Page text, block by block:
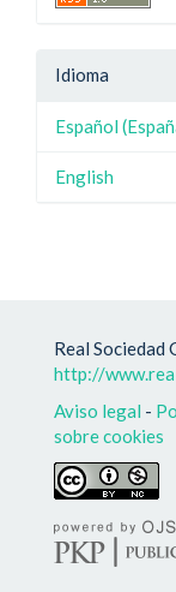
Idioma
Español
English
Real Sociedad
http://
Aviso legal -
sobre cookies